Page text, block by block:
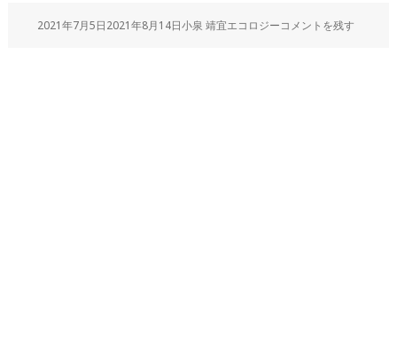
2021年7月5日2021年8月14日小泉 靖宜エコロジーコメントを残す